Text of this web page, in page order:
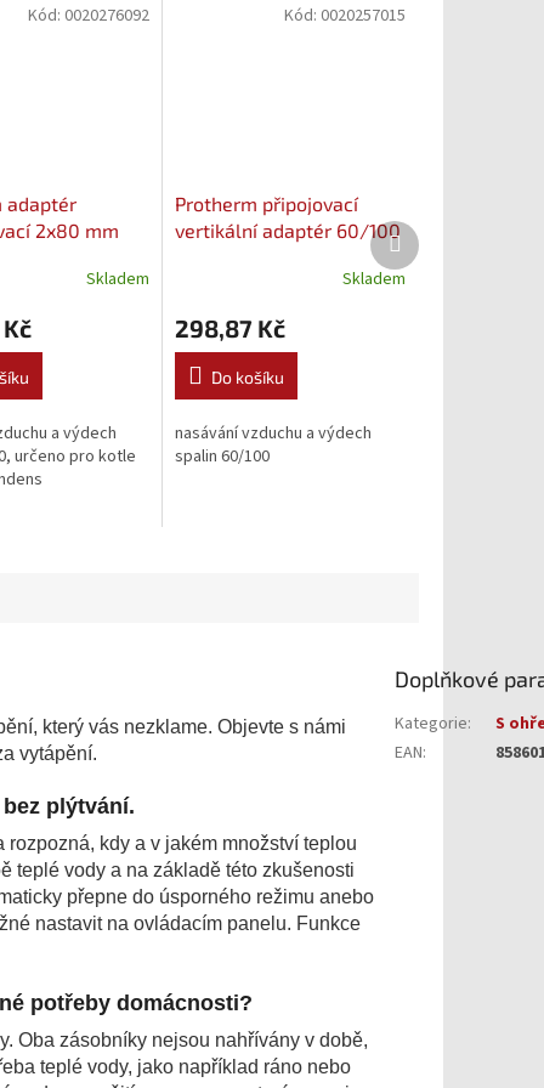
adaptér
2x80 mm
Skladem
a výdech
určeno pro kotle
Kód: 0020276092
Protherm připojovací
vertikální adaptér 60/100
Skladem
298,87 Kč
Do košíku
nasávání vzduchu a výdech
spalin 60/100
Kód: 0020257015
Další
produkt
který vás nezklame. Objevte s námi
vytápění.
plýtvání.
kdy a v jakém množství teplou
teplé vody a na základě této zkušenosti
přepne do úsporného režimu anebo
nastavit na ovládacím panelu. Funkce
potřeby domácnosti?
Oba zásobníky nejsou nahřívány v době,
teplé vody, jako například ráno nebo
Doplňkové
Kategorie:
S
EAN: